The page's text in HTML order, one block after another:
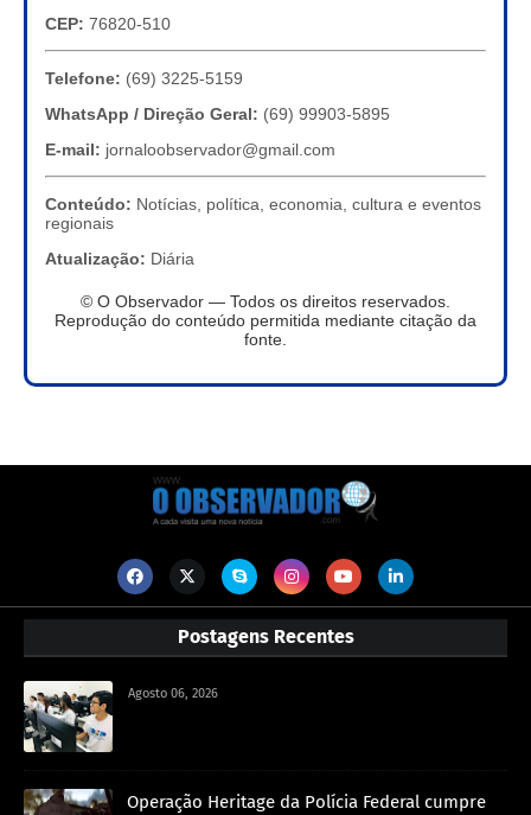
CEP: 76820-510
Telefone: (69) 3225-5159
WhatsApp / Direção Geral: (69) 99903-5895
E-mail: jornaloobservador@gmail.com
Conteúdo: Notícias, política, economia, cultura e eventos
regionais
Atualização: Diária
© O Observador — Todos os direitos reservados.
Reprodução do conteúdo permitida mediante citação da
fonte.
Postagens Recentes
Agosto 06, 2026
Operação Heritage da Polícia Federal cumpre